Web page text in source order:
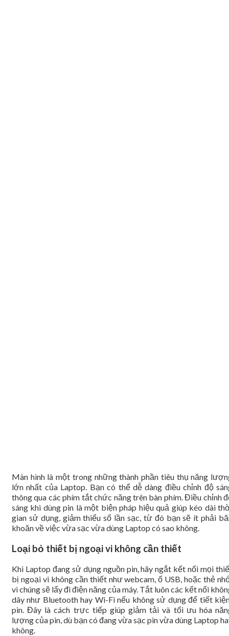
Màn hình là một trong những thành phần tiêu thụ năng
lớn nhất của Laptop. Bạn có thể dễ dàng điều chỉnh độ
thông qua các phím tắt chức năng trên bàn phím. Điều chỉnh
sáng khi dùng pin là một biện pháp hiệu quả giúp kéo dài
gian sử dụng, giảm thiểu số lần sạc, từ đó bạn sẽ ít phải
khoăn về việc vừa sạc vừa dùng Laptop có sao không.
Loại bỏ thiết bị ngoại vi không cần thiết
Khi Laptop đang sử dụng nguồn pin, hãy ngắt kết nối mọi
bị ngoại vi không cần thiết như webcam, ổ USB, hoặc thẻ
vì chúng sẽ lấy đi điện năng của máy. Tắt luôn các kết nối
dây như Bluetooth hay Wi-Fi nếu không sử dụng để tiết
pin. Đây là cách trực tiếp giúp giảm tải và tối ưu hóa
lượng của pin, dù bạn có đang vừa sạc pin vừa dùng Laptop
không.